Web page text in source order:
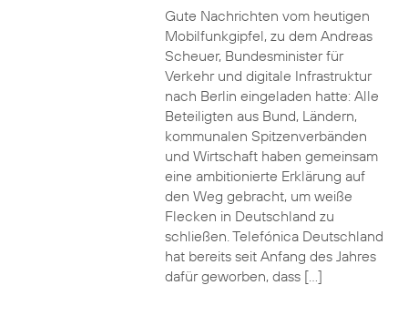
Gute Nachrichten vom heutigen
Mobilfunkgipfel, zu dem Andreas
Scheuer, Bundesminister für
Verkehr und digitale Infrastruktur
nach Berlin eingeladen hatte: Alle
Beteiligten aus Bund, Ländern,
kommunalen Spitzenverbänden
und Wirtschaft haben gemeinsam
eine ambitionierte Erklärung auf
den Weg gebracht, um weiße
Flecken in Deutschland zu
schließen. Telefónica Deutschland
hat bereits seit Anfang des Jahres
dafür geworben, dass […]